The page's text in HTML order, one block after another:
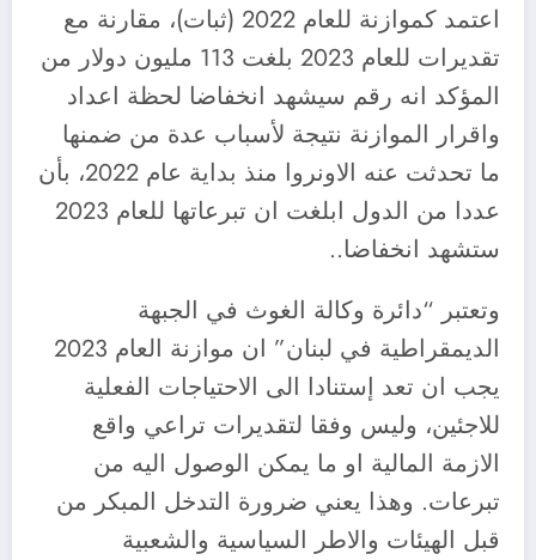
اعتمد كموازنة للعام 2022 (ثبات)، مقارنة مع
تقديرات للعام 2023 بلغت 113 مليون دولار من
المؤكد انه رقم سيشهد انخفاضا لحظة اعداد
واقرار الموازنة نتيجة لأسباب عدة من ضمنها
ما تحدثت عنه الاونروا منذ بداية عام 2022، بأن
عددا من الدول ابلغت ان تبرعاتها للعام 2023
ستشهد انخفاضا..
وتعتبر “دائرة وكالة الغوث في الجبهة
الديمقراطية في لبنان” ان موازنة العام 2023
يجب ان تعد إستنادا الى الاحتياجات الفعلية
للاجئين، وليس وفقا لتقديرات تراعي واقع
الازمة المالية او ما يمكن الوصول اليه من
تبرعات. وهذا يعني ضرورة التدخل المبكر من
قبل الهيئات والاطر السياسية والشعبية